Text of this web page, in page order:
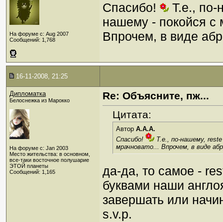
На форуме с: Aug 2007
Сообщений: 1,768
Спасибо!
Т.е.,
нашему - покойся с
Впрочем, в виде
16-11-2008, 21:25
Дипломатка
Белоснежка из Марокко
На форуме с: Jan 2003
Место жительства: в основном,
все-таки восточное полушарие
ЭТОЙ планеты
Сообщений: 1,165
Re: Объясните, пж...
Цитата:
Автор A.A.A.
Спасибо!
Т.е., по-нашему,
мрачновато... Впрочем, в виде
да-да, то самое -
буквами наши
завершать или
s.v.p.